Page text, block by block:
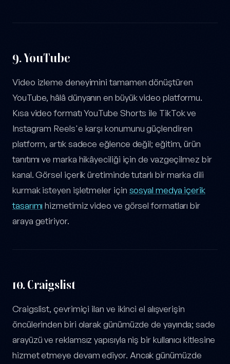
9.YouTube
Video izleme deneyimini tamamen dönüştüren
YouTube, hâlâ dünyanın en büyük video platformu.
Kısa video formatı YouTube Shorts ile TikTok ve
Instagram Reels'e karşı konumunu güçlendiren
platform, artık sadece eğlence değil; eğitim, ürün
tanıtımı ve marka hikâyeciliği için de vazgeçilmez bir
kanal. Görsel içerik üretiminde tutarlı bir marka dili
kurmak isteyen işletmeler için sosyal medya içerik
tasarımı hizmetimiz video ve görsel formatları bir
araya getiriyor.
10.Craigslist
Craigslist, çevrimiçi ilan ve ikinci el alışverişin
öncülerinden biri olarak günümüzde de yayında; sade
arayüzü ve reklamsız yapısıyla niş bir kullanıcı kitlesine
hizmet etmeye devam ediyor. Ancak günümüzde